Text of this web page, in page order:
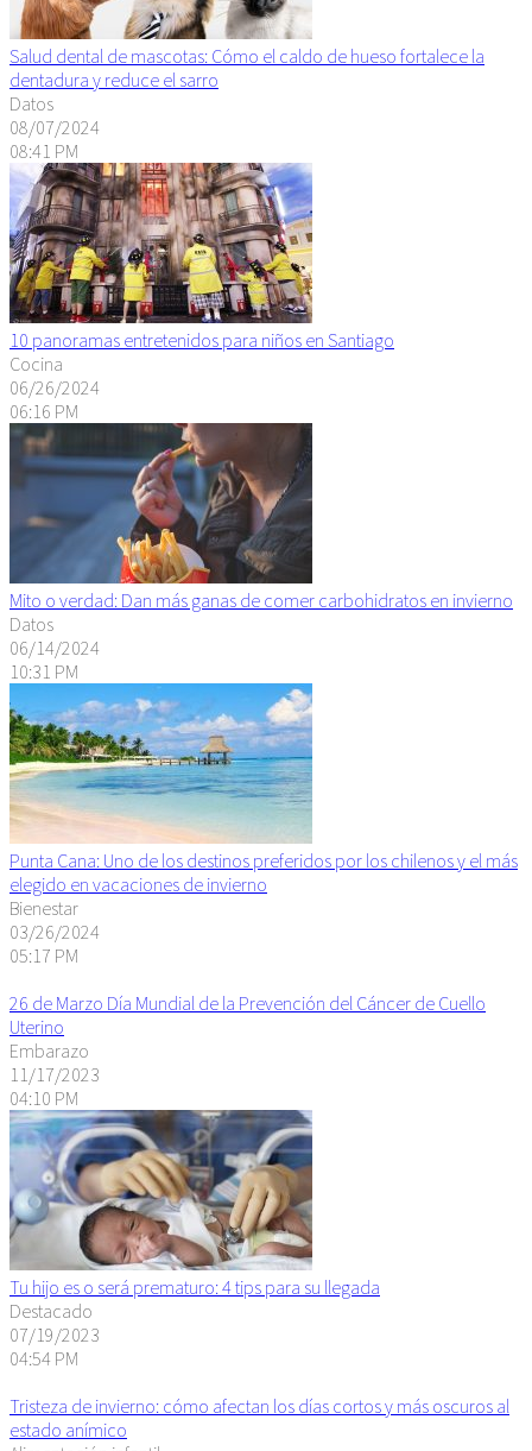
Salud dental de mascotas: Cómo el caldo de hueso fortalece la
dentadura y reduce el sarro
Datos
08/07/2024
08:41 PM
10 panoramas entretenidos para niños en Santiago
Cocina
06/26/2024
06:16 PM
Mito o verdad: Dan más ganas de comer carbohidratos en invierno
Datos
06/14/2024
10:31 PM
Punta Cana: Uno de los destinos preferidos por los chilenos y el más
elegido en vacaciones de invierno
Bienestar
03/26/2024
05:17 PM
26 de Marzo Día Mundial de la Prevención del Cáncer de Cuello
Uterino
Embarazo
11/17/2023
04:10 PM
Tu hijo es o será prematuro: 4 tips para su llegada
Destacado
07/19/2023
04:54 PM
Tristeza de invierno: cómo afectan los días cortos y más oscuros al
estado anímico